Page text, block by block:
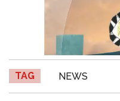
TAG NEWS